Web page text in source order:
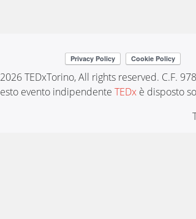
TEDxTorino, All rights reserved. C.F.
evento indipendente TEDx è disposto